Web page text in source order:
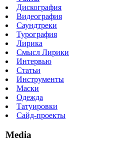
Дискография
Видеография
Саундтреки
Турография
Лирика
Смысл Лирики
Интервью
Статьи
Инструменты
Маски
Одежда
Татуировки
Сайд-проекты
Media